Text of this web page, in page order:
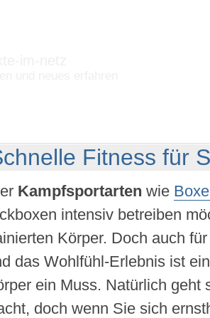
Fitness für
Kampfsportarten wie
intensiv betreiben
Körper. Doch auch
das Wohlfühl-Erlebnis ist
ein Muss. Natürlich geht
doch wenn Sie sich